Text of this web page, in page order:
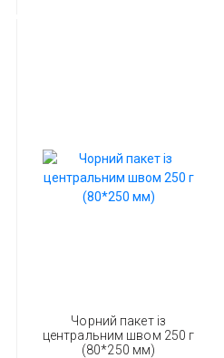
Чорний пакет із
центральним швом 250 г
(80*250 мм)